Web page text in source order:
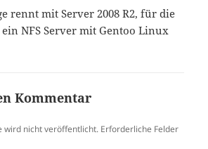
rennt mit Server 2008 R2, für die
ein NFS Server mit Gentoo Linux
Kommentar
wird nicht veröffentlicht. Erforderliche Felder